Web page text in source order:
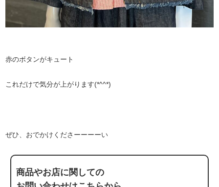
赤のボタンがキュート
これだけで気分が上がります(*^^*)
ぜひ、おでかけくださーーーーい
商品やお店に関しての